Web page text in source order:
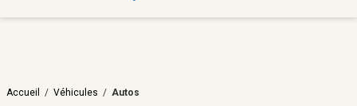
Accueil / Véhicules / Autos